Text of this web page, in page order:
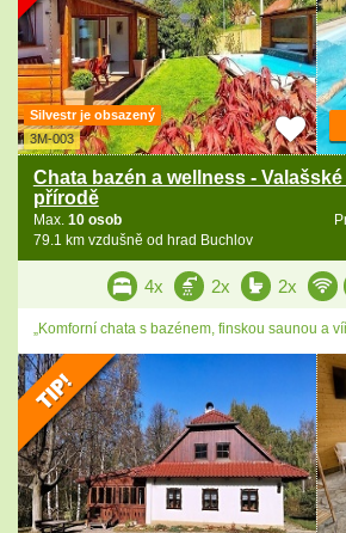
Silvestr je obsazený
3M-003
Chata bazén a wellness -
přírodě
Max. 10 osob
79.1 km vzdušně od hrad Buchlov
4x 2x 2x
„Komforní chata s bazénem, finskou saunou a